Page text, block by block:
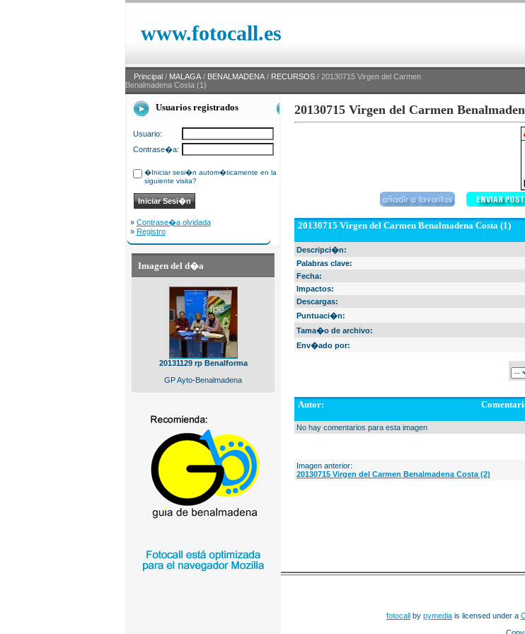
www.fotocall.es
Principal / MALAGA / BENALMADENA / RECURSOS / 20130715 Virgen del Carmen
Benalmadena Costa (1)
Usuarios registrados
Usuario:
Contrase�a:
�Iniciar sesi�n autom�ticamente en la
siguiente visita?
» Contrase�a olvidada
» Registro
Imagen del d�a
20131129 rp Benalforma
GP Ayto-Benalmadena
20130715 Virgen del Carmen
20130715 Virgen del Carmen Benalmadena Costa (1)
Descripci�n:
Palabras clave:
Fecha:
Impactos:
Descargas:
Puntuaci�n:
Tama�o de archivo:
Env�ado por:
Autor:
No hay comentarios para esta imagen
Imagen anterior:
20130715 Virgen del Carmen Benalmadena Costa (2)
fotocall by pymedia is licensed under a